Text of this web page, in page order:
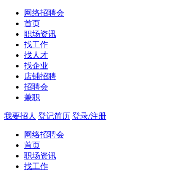
网络招聘会
首页
职场资讯
找工作
找人才
找企业
店铺招聘
招聘会
兼职
我要招人 登记简历 登录/注册
网络招聘会
首页
职场资讯
找工作